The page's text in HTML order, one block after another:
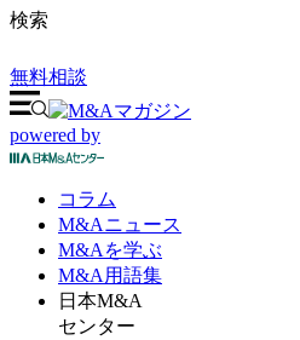
検索
無料相談
powered by
コラム
M&Aニュース
M&Aを学ぶ
M&A 用語集
日本M&A
センター